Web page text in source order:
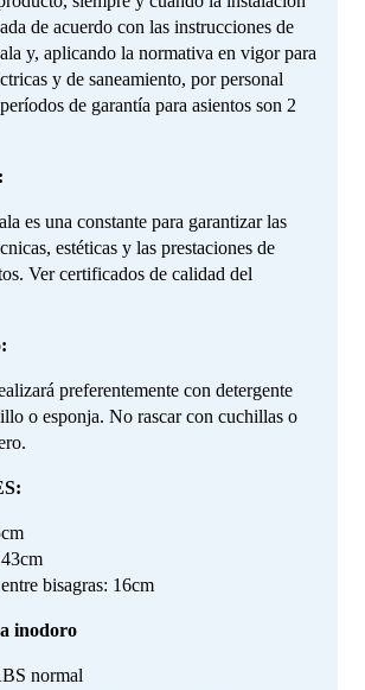
de acuerdo con las instrucciones de
y, aplicando la normativa en vigor para
y de saneamiento, por personal
de garantía para asientos son 2
es una constante para garantizar las
estéticas y las prestaciones de
Ver certificados de calidad del
preferentemente con detergente
o esponja. No rascar con cuchillas o
bisagras: 16cm
inodoro
normal